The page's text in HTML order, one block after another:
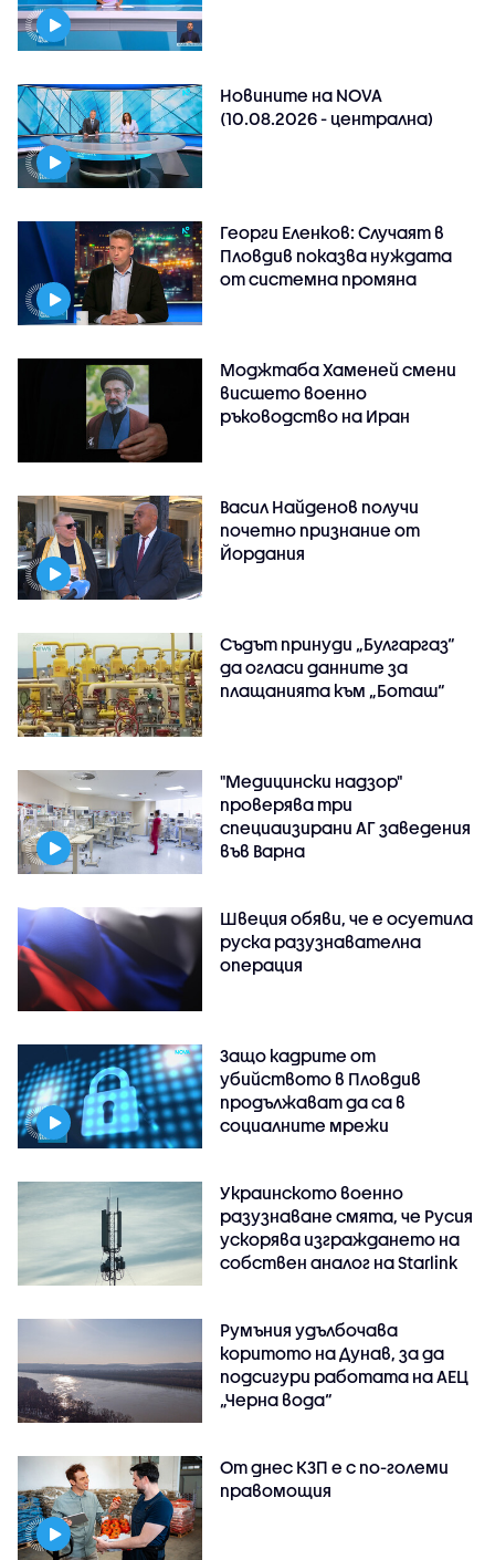
Новините на NOVA
(10.08.2026 - централна)
Георги Еленков: Случаят в
Пловдив показва нуждата
от системна промяна
Моджтаба Хаменей смени
висшето военно
ръководство на Иран
Васил Найденов получи
почетно признание от
Йордания
Съдът принуди „Булгаргаз“
да огласи данните за
плащанията към „Боташ“
"Медицински надзор"
проверява три
специаизирани АГ заведения
във Варнa
Швеция обяви, че е осуетила
руска разузнавателна
операция
Защо кадрите от
убийството в Пловдив
продължават да са в
социалните мрежи
Украинското военно
разузнаване смята, че Русия
ускорява изграждането на
собствен аналог на Starlink
Румъния удълбочава
коритото на Дунав, за да
подсигури работата на АЕЦ
„Черна вода“
От днес КЗП е с по-големи
правомощия